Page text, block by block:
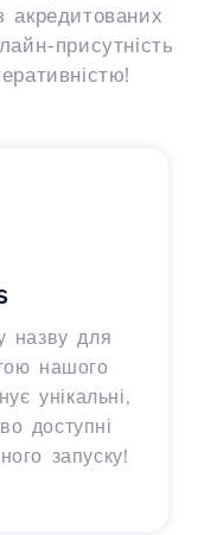
акредитованих
присутність
назву для
нашого
унікальні,
доступні
запуску!